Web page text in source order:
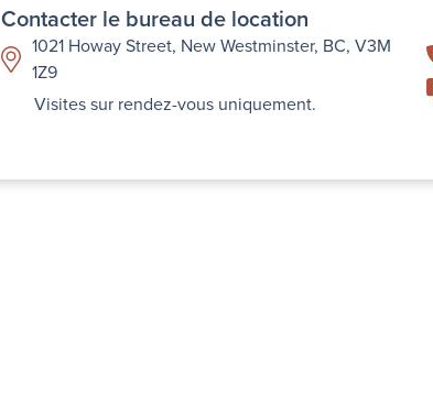
Contacter le bureau de location
1021 Howay Street, New Westminster, BC, V3M
1Z9
Visites sur rendez-vous uniquement.